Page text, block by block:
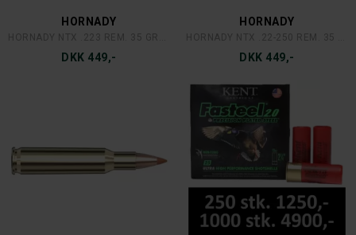
HORNADY
DKK 449,-
HORNADY
DKK 449,-